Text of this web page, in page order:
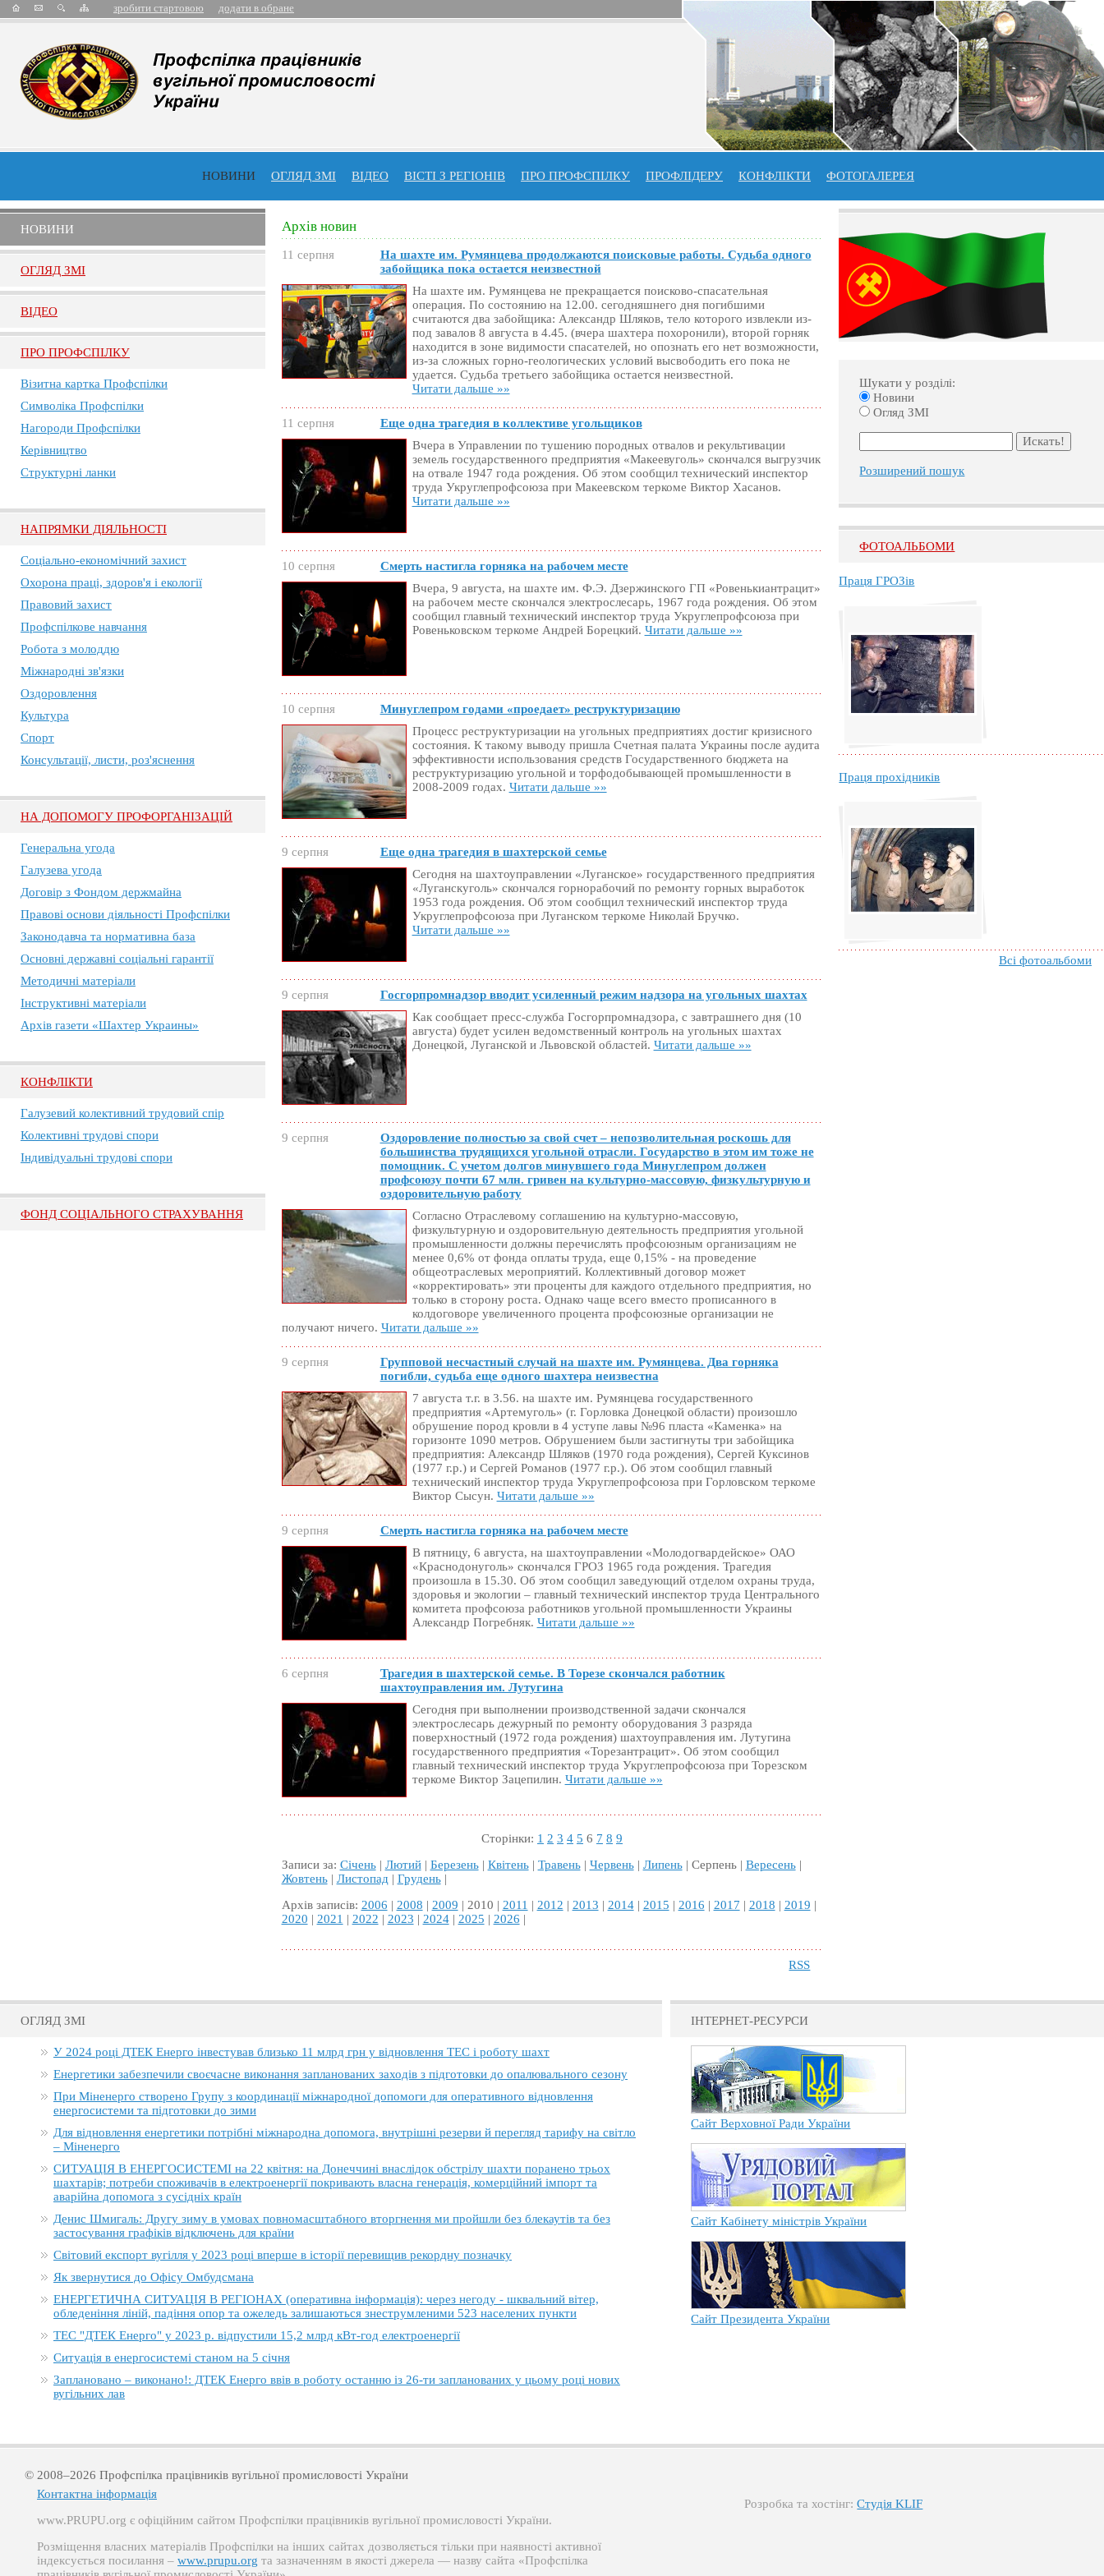
зробити стартовою додати в обране
НОВИНИ ОГЛЯД ЗМІ ВІДЕО ВІСТІ З РЕГІОНІВ ПРО ПРОФСПIЛКУ ПРОФЛIДЕРУ КОНФЛІКТИ ФОТОГАЛЕРЕЯ
НОВИНИ
ОГЛЯД ЗМI
ВIДЕО
ПРО ПРОФСПIЛКУ
Візитна картка Профспілки
Символіка Профспілки
Нагороди Профспілки
Керівництво
Структурні ланки
НАПРЯМКИ ДІЯЛЬНОСТІ
Соціально-економічний захист
Охорона праці, здоров'я і екології
Правовий захист
Профспілкове навчання
Робота з молоддю
Міжнародні зв'язки
Оздоровлення
Культура
Спорт
Консультації, листи, роз'яснення
НА ДОПОМОГУ ПРОФОРГАНІЗАЦІЙ
Генеральна угода
Галузева угода
Договір з Фондом держмайна
Правові основи діяльності Профспілки
Законодавча та нормативна база
Основні державні соціальні гарантії
Методичні матеріали
Інструктивні матеріали
Архів газети «Шахтер Украины»
КОНФЛІКТИ
Галузевий колективний трудовий спір
Колективні трудові спори
Індивідуальні трудові спори
ФОНД СОЦІАЛЬНОГО СТРАХУВАННЯ
Архів новин
11 серпня
На шахте им. Румянцева продолжаются поисковые работы. Судьба одного
забойщика пока остается неизвестной
На шахте им. Румянцева не прекращается поисково-спасательная
операция. По состоянию на 12.00. сегодняшнего дня погибшими
считаются два забойщика: Александр Шляков, тело которого извлекли из-
под завалов 8 августа в 4.45. (вчера шахтера похоронили), второй горняк
находится в зоне видимости спасателей, но опознать его нет возможности,
из-за сложных горно-геологических условий высвободить его пока не
удается. Судьба третьего забойщика остается неизвестной.
Читати дальше »»
11 серпня
Еще одна трагедия в коллективе угольщиков
Вчера в Управлении по тушению породных отвалов и рекультивации
земель государственного предприятия «Макеевуголь» скончался выгрузчик
на отвале 1947 года рождения. Об этом сообщил технический инспектор
труда Укруглепрофсоюза при Макеевском теркоме Виктор Хасанов.
Читати дальше »»
10 серпня
Смерть настигла горняка на рабочем месте
Вчера, 9 августа, на шахте им. Ф.Э. Дзержинского ГП «Ровенькиантрацит»
на рабочем месте скончался электрослесарь, 1967 года рождения. Об этом
сообщил главный технический инспектор труда Укруглепрофсоюза при
Ровеньковском теркоме Андрей Борецкий. Читати дальше »»
10 серпня
Минуглепром годами «проедает» реструктуризацию
Процесс реструктуризации на угольных предприятиях достиг кризисного
состояния. К такому выводу пришла Счетная палата Украины после аудита
эффективности использования средств Государственного бюджета на
реструктуризацию угольной и торфодобывающей промышленности в
2008-2009 годах. Читати дальше »»
9 серпня
Еще одна трагедия в шахтерской семье
Сегодня на шахтоуправлении «Луганское» государственного предприятия
«Луганскуголь» скончался горнорабочий по ремонту горных выработок
1953 года рождения. Об этом сообщил технический инспектор труда
Укруглепрофсоюза при Луганском теркоме Николай Бручко.
Читати дальше »»
9 серпня
Госгорпромнадзор вводит усиленный режим надзора на угольных шахтах
Как сообщает пресс-служба Госгорпромнадзора, с завтрашнего дня (10
августа) будет усилен ведомственный контроль на угольных шахтах
Донецкой, Луганской и Львовской областей. Читати дальше »»
9 серпня
Оздоровление полностью за свой счет – непозволительная роскошь для
большинства трудящихся угольной отрасли. Государство в этом им тоже не
помощник. С учетом долгов минувшего года Минуглепром должен
профсоюзу почти 67 млн. гривен на культурно-массовую, физкультурную и
оздоровительную работу
Согласно Отраслевому соглашению на культурно-массовую,
физкультурную и оздоровительную деятельность предприятия угольной
промышленности должны перечислять профсоюзным организациям не
менее 0,6% от фонда оплаты труда, еще 0,15% - на проведение
общеотраслевых мероприятий. Коллективный договор может
«корректировать» эти проценты для каждого отдельного предприятия, но
только в сторону роста. Однако чаще всего вместо прописанного в
колдоговоре увеличенного процента профсоюзные организации не
получают ничего. Читати дальше »»
9 серпня
Групповой несчастный случай на шахте им. Румянцева. Два горняка
погибли, судьба еще одного шахтера неизвестна
7 августа т.г. в 3.56. на шахте им. Румянцева государственного
предприятия «Артемуголь» (г. Горловка Донецкой области) произошло
обрушение пород кровли в 4 уступе лавы №96 пласта «Каменка» на
горизонте 1090 метров. Обрушением были застигнуты три забойщика
предприятия: Александр Шляков (1970 года рождения), Сергей Куксинов
(1977 г.р.) и Сергей Романов (1977 г.р.). Об этом сообщил главный
технический инспектор труда Укруглепрофсоюза при Горловском теркоме
Виктор Сысун. Читати дальше »»
9 серпня
Смерть настигла горняка на рабочем месте
В пятницу, 6 августа, на шахтоуправлении «Молодогвардейское» ОАО
«Краснодонуголь» скончался ГРОЗ 1965 года рождения. Трагедия
произошла в 15.30. Об этом сообщил заведующий отделом охраны труда,
здоровья и экологии – главный технический инспектор труда Центрального
комитета профсоюза работников угольной промышленности Украины
Александр Погребняк. Читати дальше »»
6 серпня
Трагедия в шахтерской семье. В Торезе скончался работник
шахтоуправления им. Лутугина
Сегодня при выполнении производственной задачи скончался
электрослесарь дежурный по ремонту оборудования 3 разряда
поверхностный (1972 года рождения) шахтоуправления им. Лутугина
государственного предприятия «Торезантрацит». Об этом сообщил
главный технический инспектор труда Укруглепрофсоюза при Торезском
теркоме Виктор Зацепилин. Читати дальше »»
Сторінки: 1 2 3 4 5 6 7 8 9
Записи за: Січень| Лютий| Березень| Квітень| Травень| Червень| Липень| Серпень | Вересень|
Жовтень| Листопад | Грудень|
Архів записів: 2006 | 2008 | 2009 | 2010 | 2011 | 2012 | 2013 | 2014| 2015 | 2016 | 2017 | 2018 | 2019 |
2020 | 2021 | 2022 | 2023 | 2024| 2025 | 2026 |
RSS
Шукати у розділі:
Новини
Огляд ЗМІ
Розширений пошук
ФОТОАЛЬБОМИ
Праця ГРОЗів
Праця прохідників
Всі фотоальбоми
ОГЛЯД ЗМІ
У 2024 році ДТЕК Енерго інвестував близько 11 млрд грн у відновлення ТЕС і роботу шахт
Енергетики забезпечили своєчасне виконання запланованих заходів з підготовки до опалювального сезону
При Міненерго створено Групу з координації міжнародної допомоги для оперативного відновлення
енергосистеми та підготовки до зими
Для відновлення енергетики потрібні міжнародна допомога, внутрішні резерви й перегляд тарифу на світло
– Міненерго
СИТУАЦІЯ В ЕНЕРГОСИСТЕМІ на 22 квітня: на Донеччині внаслідок обстрілу шахти поранено трьох
шахтарів; потреби споживачів в електроенергії покривають власна генерація, комерційний імпорт та
аварійна допомога з сусідніх країн
Денис Шмигаль: Другу зиму в умовах повномасштабного вторгнення ми пройшли без блекаутів та без
застосування графіків відключень для країни
Світовий експорт вугілля у 2023 році вперше в історії перевищив рекордну позначку
Як звернутися до Офісу Омбудсмана
ЕНЕРГЕТИЧНА СИТУАЦІЯ В РЕГІОНАХ (оперативна інформація): через негоду - шквальний вітер,
обледеніння ліній, падіння опор та ожеледь залишаються знеструмленими 523 населених пункти
ТЕС "ДТЕК Енерго" у 2023 р. відпустили 15,2 млрд кВт-год електроенергії
Ситуація в енергосистемі станом на 5 січня
Заплановано – виконано!: ДТЕК Енерго ввів в роботу останню із 26-ти запланованих у цьому році нових
вугільних лав
ІНТЕРНЕТ-РЕСУРСИ
Сайт Верховної Ради України
Сайт Кабінету міністрів України
Сайт Президента України
© 2008–2026 Профспілка працівників вугільної промисловості України
Контактна інформація
www.PRUPU.org є офіційним сайтом Профспілки працівників вугільної промисловості України.
Розміщення власних матеріалів Профспілки на інших сайтах дозволяється тільки при наявності активної
індексується посилання – www.prupu.org та зазначенням в якості джерела — назву сайта «Профспілка
Розробка та хостінг:Студія KLIF